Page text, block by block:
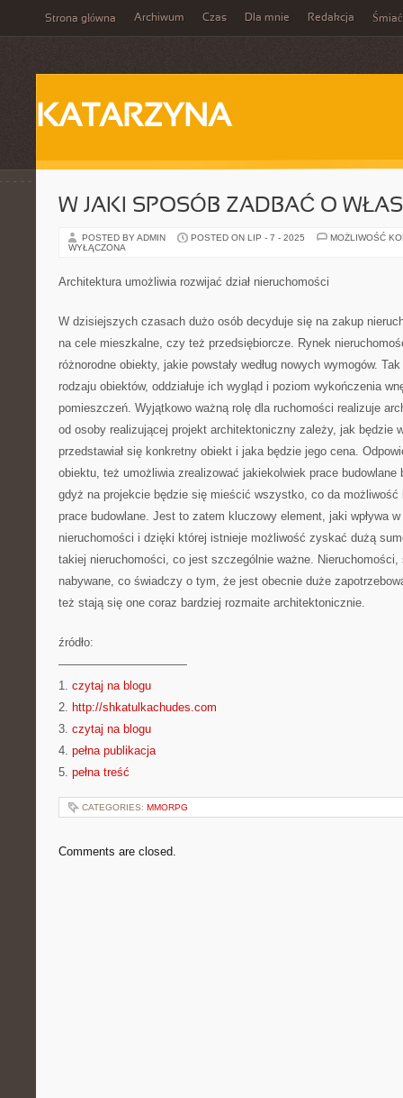
Strona główna Archiwum Czas Dla mnie Redakcja Śmiać
KATARZYNA
W JAKI SPOSÓB ZADBAĆ O
POSTED BY ADMIN POSTED ON LIP - 7 - 2025
MOŻLIWOŚĆ
WYŁĄCZONA
Architektura umożliwia rozwijać dział nieruchomości
W dzisiejszych czasach dużo osób decyduje się na zakup
na cele mieszkalne, czy też przedsiębiorcze. Rynek
różnorodne obiekty, jakie powstały według nowych wymogów.
rodzaju obiektów, oddziałuje ich wygląd i poziom wykończenia
pomieszczeń. Wyjątkowo ważną rolę dla ruchomości realizuje
od osoby realizującej projekt architektoniczny zależy, jak będzie
przedstawiał się konkretny obiekt i jaka będzie jego cena.
obiektu, też umożliwia zrealizować jakiekolwiek prace budowlane
gdyż na projekcie będzie się mieścić wszystko, co da możliwość
prace budowlane. Jest to zatem kluczowy element, jaki wpływa
nieruchomości i dzięki której istnieje możliwość zyskać dużą
takiej nieruchomości, co jest szczególnie ważne.
nabywane, co świadczy o tym, że jest obecnie duże
też stają się one coraz bardziej rozmaite architektonicznie.
źródło:
———————————
1. czytaj na blogu
2. http://shkatulkachudes.com
3. czytaj na blogu
4. pełna publikacja
5. pełna treść
CATEGORIES: MMORPG
Comments are closed.